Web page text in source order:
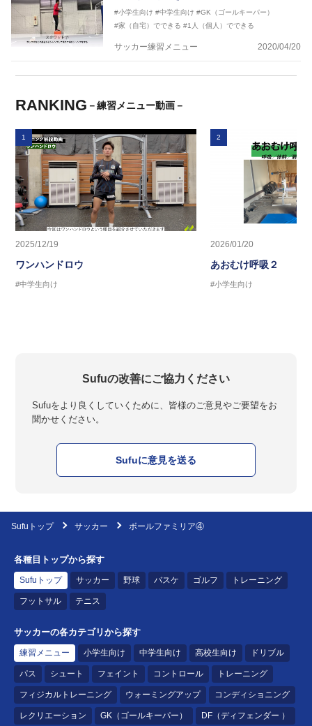
#小学生向け #中学生向け #GK（ゴールキーパー）
#家（自宅）でできる #1人（個人）でできる
サッカー練習メニュー 2020/04/20
RANKING －練習メニュー動画－
1
2025/12/19
ワンハンドロウ
#中学生向け
2
2026/01/20
あおむけ呼吸２
#小学生向け
Sufuの改善にご協力ください
Sufuをより良くしていくために、皆様のご意見やご要望をお
聞かせください。
Sufuに意見を送る
Sufuトップ サッカー ボールファミリア④
各種目トップから探す
Sufuトップ サッカー 野球 バスケ ゴルフ トレーニング
フットサル テニス
サッカーの各カテゴリから探す
練習メニュー 小学生向け 中学生向け 高校生向け ドリブル
パス シュート フェイント コントロール トレーニング
フィジカルトレーニング ウォーミングアップ コンディショニング
レクリエーション GK（ゴールキーパー） DF（ディフェンダー ）